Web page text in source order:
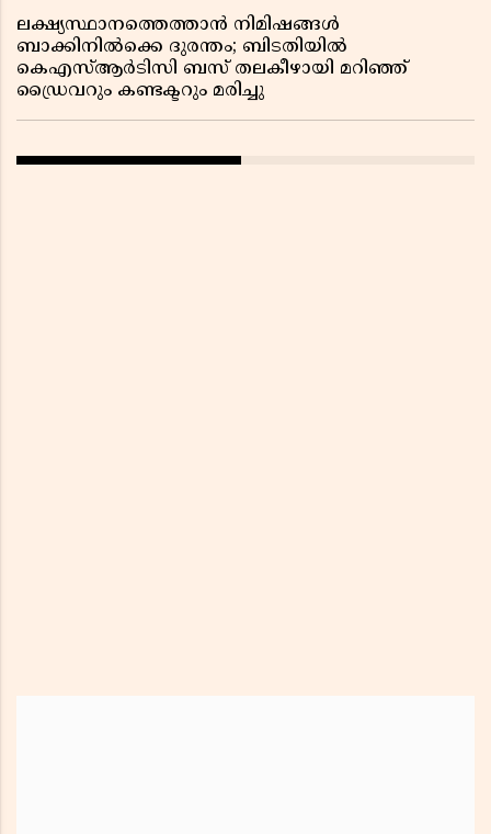
ലക്ഷ്യസ്ഥാനത്തെത്താൻ നിമിഷങ്ങൾ
ബാക്കിനിൽക്കെ ദുരന്തം; ബിടതിയിൽ
കെഎസ്ആർടിസി ബസ് തലകീഴായി മറിഞ്ഞ്
ഡ്രൈവറും കണ്ടക്ടറും മരിച്ചു